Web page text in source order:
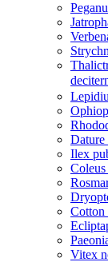
Dature
Ilex
Cotton
Vitex